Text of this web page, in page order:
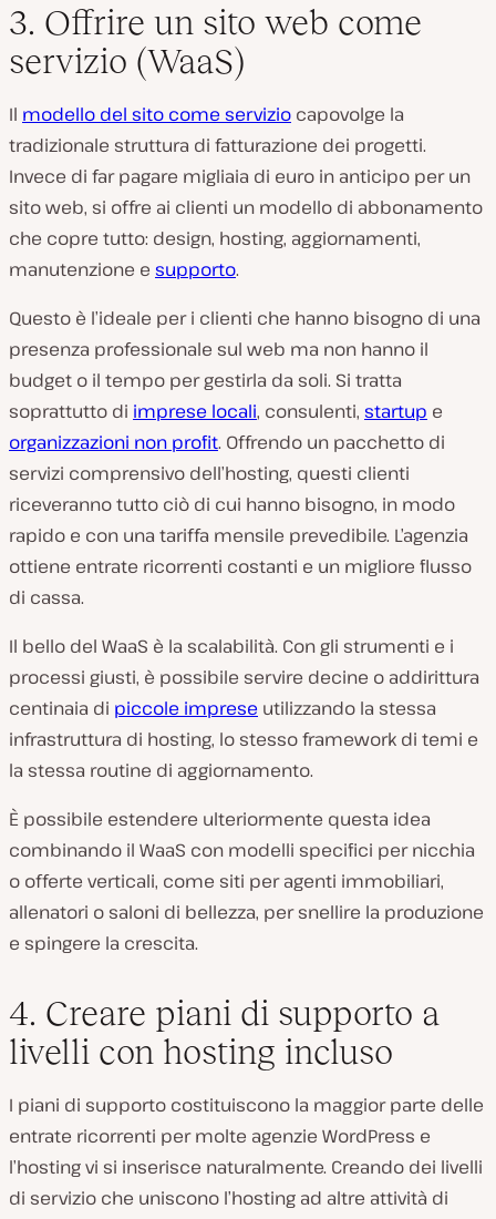
3. Offrire un sito web come
servizio (WaaS)
Il modello del sito come servizio capovolge la
tradizionale struttura di fatturazione dei progetti.
Invece di far pagare migliaia di euro in anticipo per un
sito web, si offre ai clienti un modello di abbonamento
che copre tutto: design, hosting, aggiornamenti,
manutenzione e supporto.
Questo è l’ideale per i clienti che hanno bisogno di una
presenza professionale sul web ma non hanno il
budget o il tempo per gestirla da soli. Si tratta
soprattutto di imprese locali, consulenti, startup e
organizzazioni non profit. Offrendo un pacchetto di
servizi comprensivo dell’hosting, questi clienti
riceveranno tutto ciò di cui hanno bisogno, in modo
rapido e con una tariffa mensile prevedibile. L’agenzia
ottiene entrate ricorrenti costanti e un migliore flusso
di cassa.
Il bello del WaaS è la scalabilità. Con gli strumenti e i
processi giusti, è possibile servire decine o addirittura
centinaia di piccole imprese utilizzando la stessa
infrastruttura di hosting, lo stesso framework di temi e
la stessa routine di aggiornamento.
È possibile estendere ulteriormente questa idea
combinando il WaaS con modelli specifici per nicchia
o offerte verticali, come siti per agenti immobiliari,
allenatori o saloni di bellezza, per snellire la produzione
e spingere la crescita.
4. Creare piani di supporto a
livelli con hosting incluso
I piani di supporto costituiscono la maggior parte delle
entrate ricorrenti per molte agenzie WordPress e
l’hosting vi si inserisce naturalmente. Creando dei livelli
di servizio che uniscono l’hosting ad altre attività di